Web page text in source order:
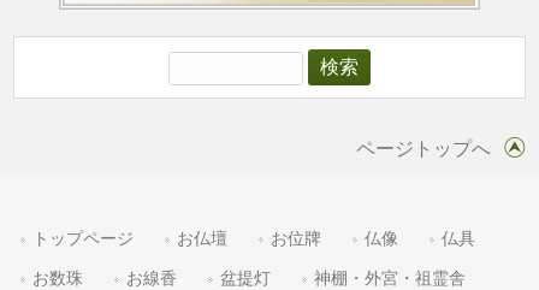
ページトップへ
トップページ お仏壇 お位牌 仏像 仏具
お数珠 お線香 盆提灯 神棚・外宮・祖霊舎